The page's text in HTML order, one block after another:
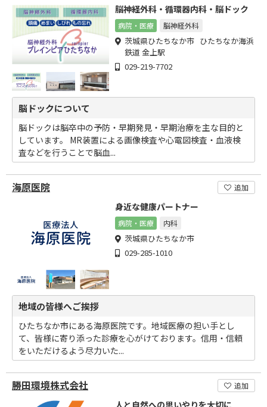
脳神経外科・循環器内科・脳ドック
病院・医療 脳神経外科
茨城県ひたちなか市 ひたちなか海浜
鉄道 金上駅
029-219-7702
脳ドックについて
脳ドックは脳卒中の予防・早期発見・早期治療を主な目的と
しています。 MR装置による画像検査や心電図検査・血液検
査などを行うことで脳血...
海原医院 追加
身近な健康パートナー
病院・医療 内科
茨城県ひたちなか市
029-285-1010
地域の皆様へご挨拶
ひたちなか市にある海原医院です。地域医療の担い手とし
て、皆様に寄り添った診療を心がけております。信用・信頼
をいただけるよう尽力いた...
勝田環境株式会社 追加
人と自然への思いやりを大切に